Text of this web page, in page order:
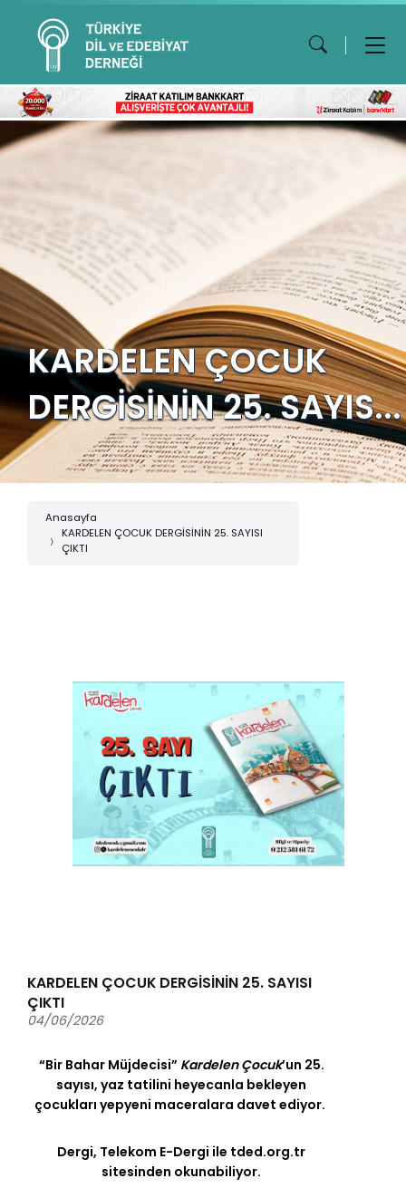
KARDELEN ÇOCUK
DERGİSİNİN 25. SAYIS...
Anasayfa
KARDELEN ÇOCUK DERGİSİNİN 25. SAYISI
ÇIKTI
KARDELEN ÇOCUK DERGİSİNİN 25. SAYISI
ÇIKTI
04/06/2026
“Bir Bahar Müjdecisi” Kardelen Çocuk’un 25.
sayısı, yaz tatilini heyecanla bekleyen
çocukları yepyeni maceralara davet ediyor.
Dergi, Telekom E-Dergi ile tded.org.tr
sitesinden okunabiliyor.